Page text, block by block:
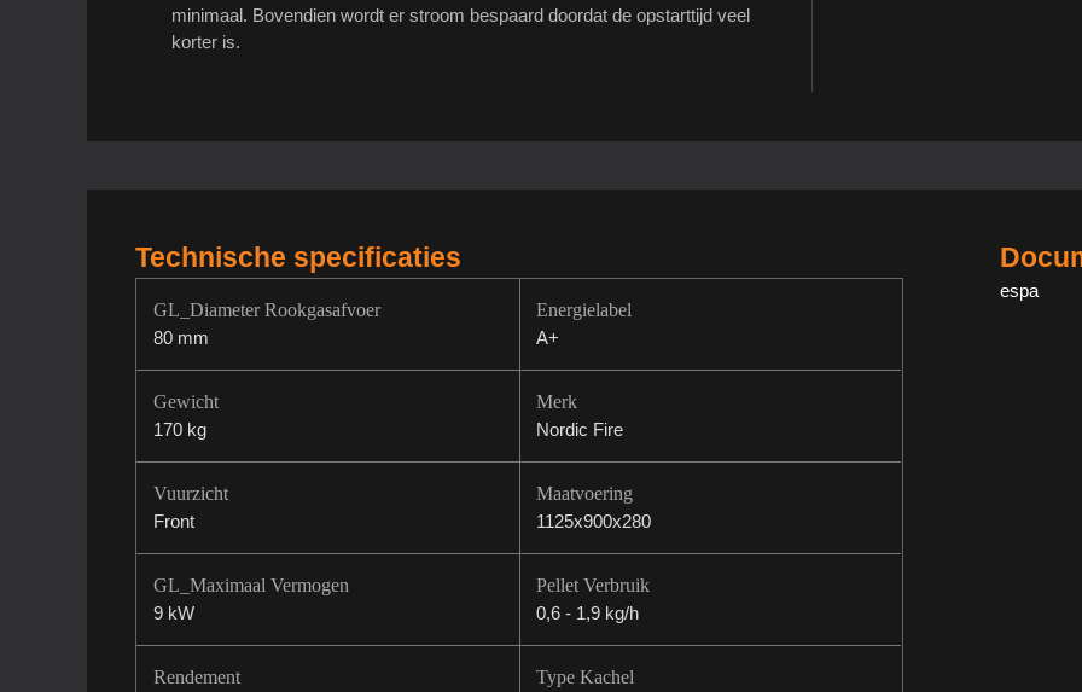
minimaal. Bovendien wordt er stroom bespaard doordat de opstarttijd veel
korter is.
Technische specificaties
GL_Diameter Rookgasafvoer
80 mm
Energielabel
A+
Gewicht
170 kg
Merk
Nordic Fire
Vuurzicht
Front
Maatvoering
1125x900x280
GL_Maximaal Vermogen
9 kW
Pellet Verbruik
0,6 - 1,9 kg/h
Rendement
Type Kachel
espa